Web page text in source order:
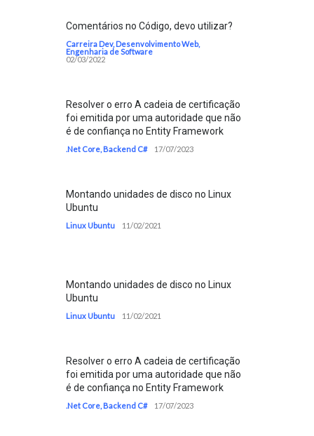
Comentários no Código, devo utilizar?
Carreira Dev, Desenvolvimento Web,
Engenharia de Software
02/03/2022
Resolver o erro A cadeia de certificação
foi emitida por uma autoridade que não
é de confiança no Entity Framework
.Net Core, Backend C# 17/07/2023
Montando unidades de disco no Linux
Ubuntu
Linux Ubuntu 11/02/2021
Montando unidades de disco no Linux
Ubuntu
Linux Ubuntu 11/02/2021
Resolver o erro A cadeia de certificação
foi emitida por uma autoridade que não
é de confiança no Entity Framework
.Net Core, Backend C# 17/07/2023